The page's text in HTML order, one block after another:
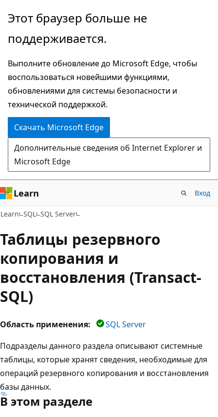
Пропустить
перейти
основному
содержимому
Этот браузер больше не
поддерживается.
Выполните обновление до Microsoft Edge, чтобы
воспользоваться новейшими функциями,
обновлениями для системы безопасности и
технической поддержкой.
Скачать Microsoft Edge
Дополнительные сведения об Internet Explorer и
Microsoft Edge
Learn Вход
Learn SQL SQL Server
Таблицы резервного
копирования и
восстановления (Transact-
SQL)
Область применения:
SQL Server
Подразделы данного раздела описывают системные
таблицы, которые хранят сведения, необходимые для
операций резервного копирования и восстановления
базы данных.
В этом разделе